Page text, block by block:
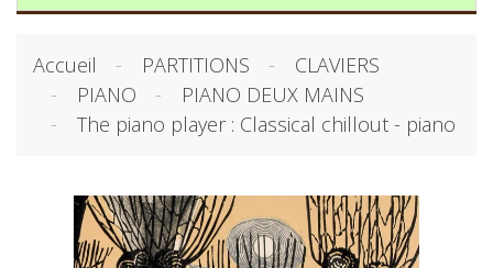
Accueil PARTITIONS
CLAVIERS
PIANO
PIANO DEUX MAINS
The piano player : Classical chillout - piano